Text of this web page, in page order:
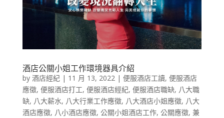
酒店公關小姐工作環境器具介紹
by 酒店經紀| 11 月 13, 2022| 便服酒店工讀, 便服酒店
應徵, 便服酒店打工, 便服酒店經紀, 便服酒店職缺, 八大職
缺, 八大薪水, 八大行業工作應徵, 八大酒店小姐應徵, 八大
酒店應徵, 八小酒店應徵, 公關小姐酒店工作, 公關應徵, 兼